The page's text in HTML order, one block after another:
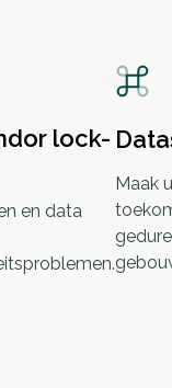
lock-
en data
Maak